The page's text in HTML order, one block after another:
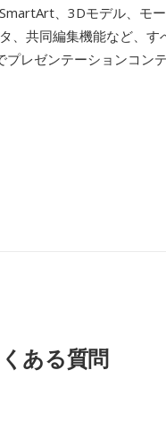
、3Dモデル、モ
、共同編集機能など、
レゼンテーションコン
ある質問